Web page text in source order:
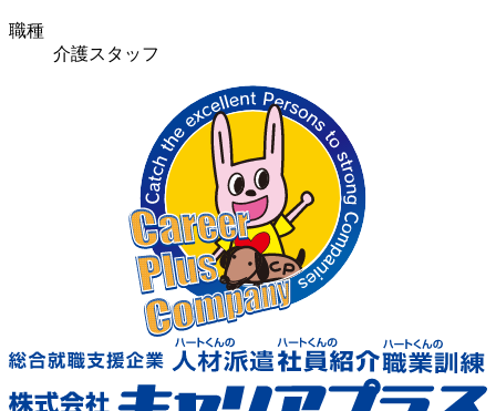
職種
介護スタッフ